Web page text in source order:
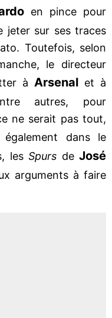
en pince pour
jeter sur ses traces
Toutefois, selon
le directeur
à Arsenal et à
autres, pour
ne serait pas tout,
dans le
lesSpurs deJosé
arguments à faire